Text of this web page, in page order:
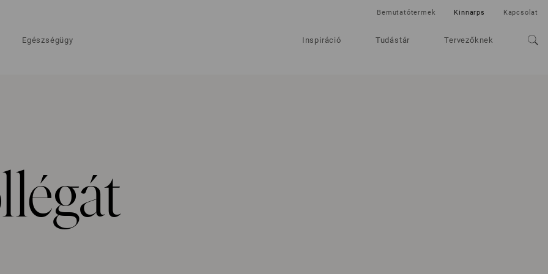
Egészségügy Inspiráció Tudástár Tervezőknek
Bemutatótermek Kinnarps Kapcsolat